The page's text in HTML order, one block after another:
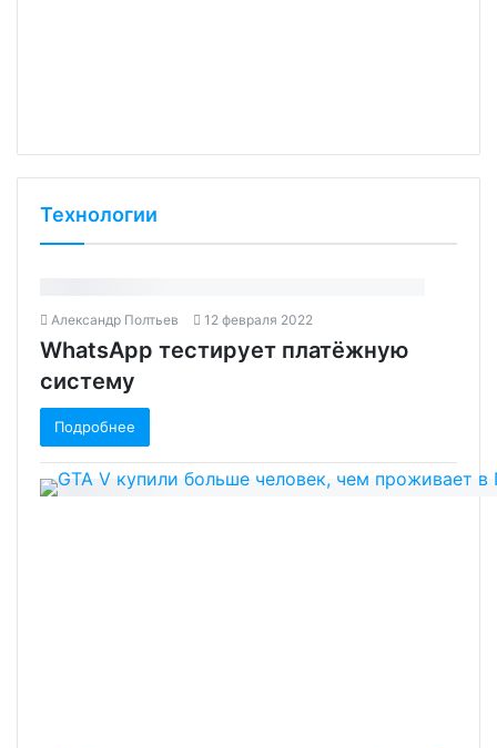
Технологии
Александр Полтьев 12 февраля 2022
WhatsApp тестирует платёжную
систему
Подробнее